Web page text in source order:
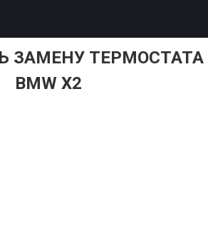
ЗАМЕНУ ТЕРМОСТАТА
BMW X2